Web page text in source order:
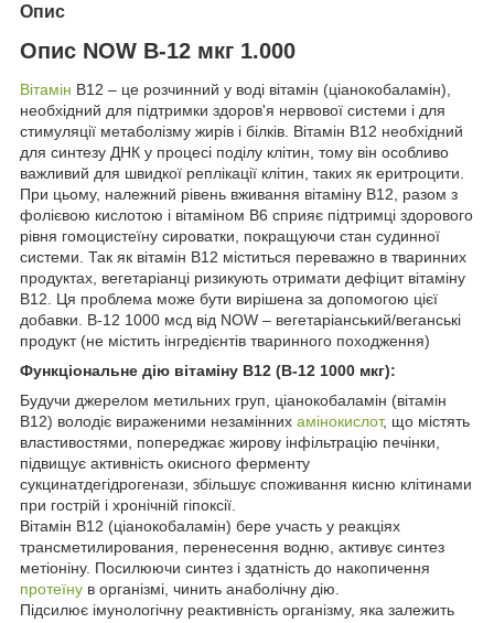
Опис
Опис NOW B-12 мкг 1.000
Вітамін В12 – це розчинний у воді вітамін (ціанокобаламін),
необхідний для підтримки здоров'я нервової системи і для
стимуляції метаболізму жирів і білків. Вітамін В12 необхідний
для синтезу ДНК у процесі поділу клітин, тому він особливо
важливий для швидкої реплікації клітин, таких як еритроцити.
При цьому, належний рівень вживання вітаміну В12, разом з
фолієвою кислотою і вітаміном В6 сприяє підтримці здорового
рівня гомоцистеїну сироватки, покращуючи стан судинної
системи. Так як вітамін В12 міститься переважно в тваринних
продуктах, вегетаріанці ризикують отримати дефіцит вітаміну
В12. Ця проблема може бути вирішена за допомогою цієї
добавки. B-12 1000 мсд від NOW – вегетаріанський/веганські
продукт (не містить інгредієнтів тваринного походження)
Функціональне дію вітаміну В12 (B-12 1000 мкг):
Будучи джерелом метильних груп, ціанокобаламін (вітамін
B12) володіє вираженими незамінних амінокислот, що містять
властивостями, попереджає жирову інфільтрацію печінки,
підвищує активність окисного ферменту
сукцинатдегідрогенази, збільшує споживання кисню клітинами
при гострій і хронічній гіпоксії.
Вітамін B12 (ціанокобаламін) бере участь у реакціях
трансметилирования, перенесення водню, активує синтез
метіоніну. Посилюючи синтез і здатність до накопичення
протеїну в організмі, чинить анаболічну дію.
Підсилює імунологічну реактивність організму, яка залежить